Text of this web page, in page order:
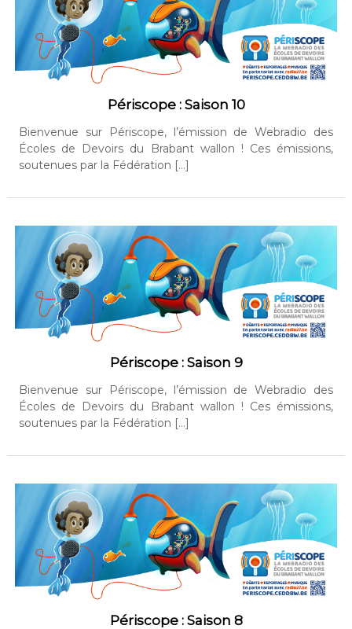
Périscope : Saison 10
Bienvenue sur Périscope, l’émission de Webradio des
Écoles de Devoirs du Brabant wallon ! Ces émissions,
soutenues par la Fédération […]
Périscope : Saison 9
Bienvenue sur Périscope, l’émission de Webradio des
Écoles de Devoirs du Brabant wallon ! Ces émissions,
soutenues par la Fédération […]
Périscope : Saison 8